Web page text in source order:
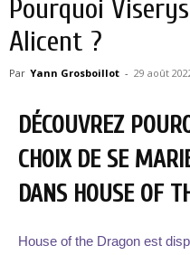
Pourquoi
Alicent ?
Par Yann Grosboillot - 29 août
DÉCOUVREZ
CHOIX DE SE
DANS HOUSE OF
House of the Dragon est